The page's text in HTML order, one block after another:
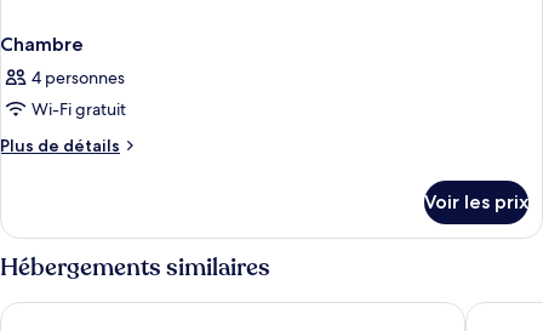
Chambre
4 personnes
Wi-Fi gratuit
Plus de détails
Plus
le
type
de
chambre
Chambre
Voir les prix
Hébergements similaires
Diana Garden Resort & Lodge East